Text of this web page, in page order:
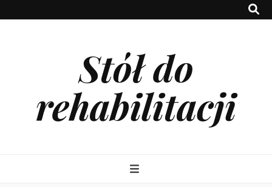
Stół do
rehabilitacji